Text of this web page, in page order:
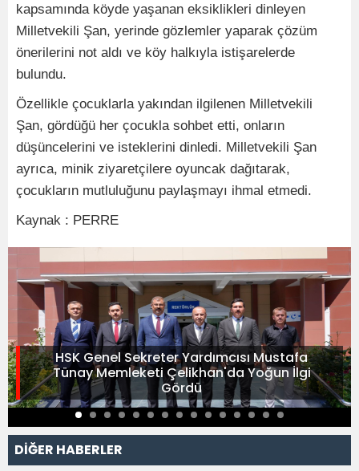
kapsamında köyde yaşanan eksiklikleri dinleyen
Milletvekili Şan, yerinde gözlemler yaparak çözüm
önerilerini not aldı ve köy halkıyla istişarelerde
bulundu.
Özellikle çocuklarla yakından ilgilenen Milletvekili
Şan, gördüğü her çocukla sohbet etti, onların
düşüncelerini ve isteklerini dinledi. Milletvekili Şan
ayrıca, minik ziyaretçilere oyuncak dağıtarak,
çocukların mutluluğunu paylaşmayı ihmal etmedi.
Kaynak : PERRE
HSK Genel Sekreter Yardımcısı Mustafa
Tünay Memleketi Çelikhan'da Yoğun İlgi
Gördü
DİĞER HABERLER